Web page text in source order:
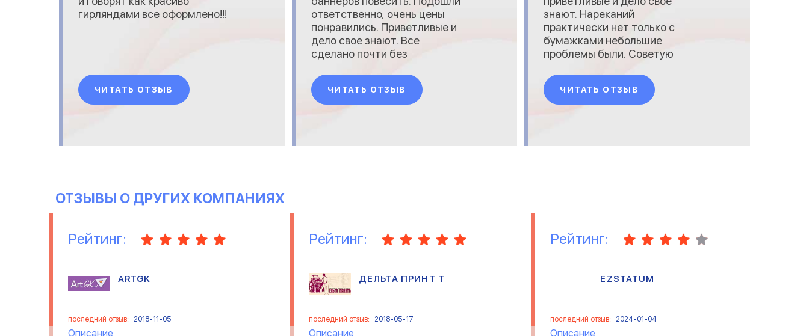
гирляндами все оформлено!!!
ЧИТАТЬ ОТЗЫВ
ответственно, очень цены
понравились. Приветливые и
дело свое знают. Все
сделано почти без
бумажками небольшие
задержки были. Работаю
теперь с ними.
ЧИТАТЬ ОТЗЫВ
знают. Нареканий
практически нет только с
бумажками небольшие
проблемы были. Советую
ЧИТАТЬ ОТЗЫВ
ОТЗЫВЫ О ДРУГИХ КОМПАНИЯХ
Рейтинг:
ARTGK
последний отзыв: 2018-11-05
Описание
Рейтинг:
ДЕЛЬТА ПРИНТ Т
последний отзыв: 2018-05-17
Описание
Рейтинг:
EZSTATUM
последний отзыв: 2024-01-04
Описание